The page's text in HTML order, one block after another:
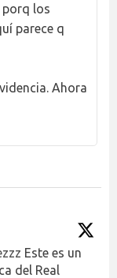
porq los
parece q
Ahora
Este es un
del Real